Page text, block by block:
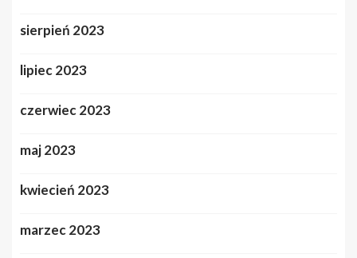
sierpień 2023
lipiec 2023
czerwiec 2023
maj 2023
kwiecień 2023
marzec 2023